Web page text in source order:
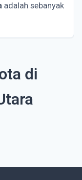
adalah sebanyak
di